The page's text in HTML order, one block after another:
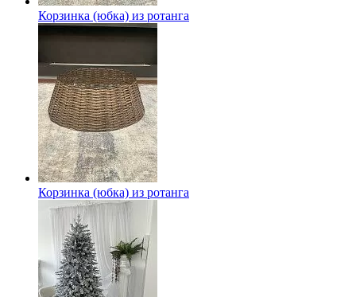
Корзинка (юбка) из ротанга
Корзинка (юбка) из ротанга